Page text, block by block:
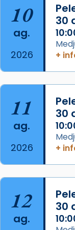
Aquest
missa
comitè
del Sant
Josep
concelebrat
Mons. David
📸 Dr. G.
Photo
View on Facebook ·
2 weeks
Memòria de
10
ag.
2026
30
+
11
ag.
2026
30
+
12
ag.
30